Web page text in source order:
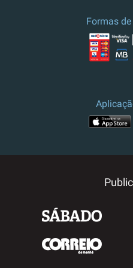
Preço e
Portugal. Para
favor contacte-
Formas